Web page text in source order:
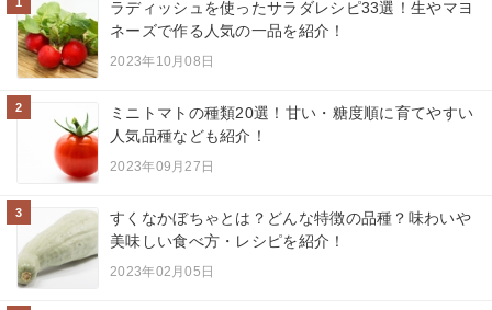
ラディッシュを使ったサラダレシピ33選！生やマヨ
ネーズで作る人気の一品を紹介！
2023年10月08日
2
ミニトマトの種類20選！甘い・糖度順に育てやすい
人気品種なども紹介！
2023年09月27日
3
すくなかぼちゃとは？どんな特徴の品種？味わいや
美味しい食べ方・レシピを紹介！
2023年02月05日